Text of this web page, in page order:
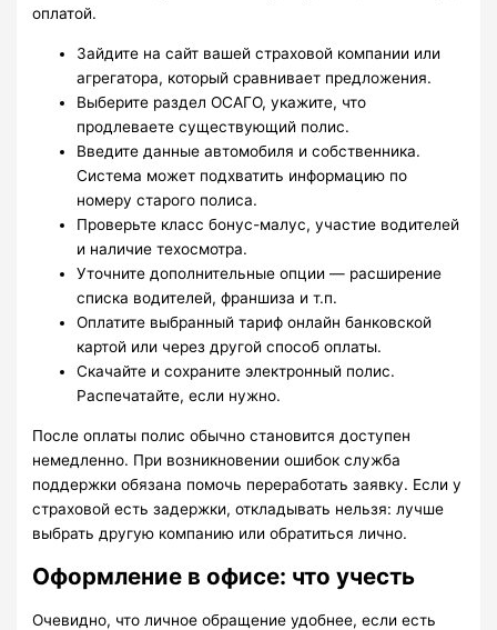
оплатой.
Зайдите на сайт вашей страховой компании или
агрегатора, который сравнивает предложения.
Выберите раздел ОСАГО, укажите, что
продлеваете существующий полис.
Введите данные автомобиля и собственника.
Система может подхватить информацию по
номеру старого полиса.
Проверьте класс бонус-малус, участие водителей
и наличие техосмотра.
Уточните дополнительные опции — расширение
списка водителей, франшиза и т.п.
Оплатите выбранный тариф онлайн банковской
картой или через другой способ оплаты.
Скачайте и сохраните электронный полис.
Распечатайте, если нужно.
После оплаты полис обычно становится доступен
немедленно. При возникновении ошибок служба
поддержки обязана помочь переработать заявку. Если у
страховой есть задержки, откладывать нельзя: лучше
выбрать другую компанию или обратиться лично.
Оформление в офисе: что учесть
Очевидно, что личное обращение удобнее, если есть